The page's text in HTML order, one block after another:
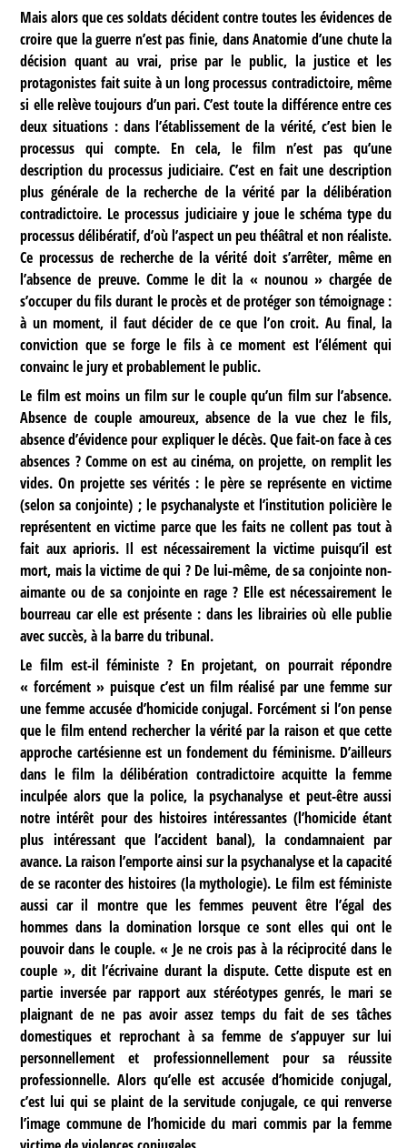
Mais alors que ces soldats décident contre toutes les évidences de
croire que la guerre n’est pas finie, dans Anatomie d’une chute la
décision quant au vrai, prise par le public, la justice et les
protagonistes fait suite à un long processus contradictoire, même
si elle relève toujours d’un pari. C’est toute la différence entre ces
deux situations : dans l’établissement de la vérité, c’est bien le
processus qui compte. En cela, le film n’est pas qu’une
description du processus judiciaire. C’est en fait une description
plus générale de la recherche de la vérité par la délibération
contradictoire. Le processus judiciaire y joue le schéma type du
processus délibératif, d’où l’aspect un peu théâtral et non réaliste.
Ce processus de recherche de la vérité doit s’arrêter, même en
l’absence de preuve. Comme le dit la « nounou » chargée de
s’occuper du fils durant le procès et de protéger son témoignage :
à un moment, il faut décider de ce que l’on croit. Au final, la
conviction que se forge le fils à ce moment est l’élément qui
convainc le jury et probablement le public.
Le film est moins un film sur le couple qu’un film sur l’absence.
Absence de couple amoureux, absence de la vue chez le fils,
absence d’évidence pour expliquer le décès. Que fait-on face à ces
absences ? Comme on est au cinéma, on projette, on remplit les
vides. On projette ses vérités : le père se représente en victime
(selon sa conjointe) ; le psychanalyste et l’institution policière le
représentent en victime parce que les faits ne collent pas tout à
fait aux aprioris. Il est nécessairement la victime puisqu’il est
mort, mais la victime de qui ? De lui-même, de sa conjointe non-
aimante ou de sa conjointe en rage ? Elle est nécessairement le
bourreau car elle est présente : dans les librairies où elle publie
avec succès, à la barre du tribunal.
Le film est-il féministe ? En projetant, on pourrait répondre
« forcément » puisque c’est un film réalisé par une femme sur
une femme accusée d’homicide conjugal. Forcément si l’on pense
que le film entend rechercher la vérité par la raison et que cette
approche cartésienne est un fondement du féminisme. D’ailleurs
dans le film la délibération contradictoire acquitte la femme
inculpée alors que la police, la psychanalyse et peut-être aussi
notre intérêt pour des histoires intéressantes (l’homicide étant
plus intéressant que l’accident banal), la condamnaient par
avance. La raison l’emporte ainsi sur la psychanalyse et la capacité
de se raconter des histoires (la mythologie). Le film est féministe
aussi car il montre que les femmes peuvent être l’égal des
hommes dans la domination lorsque ce sont elles qui ont le
pouvoir dans le couple. « Je ne crois pas à la réciprocité dans le
couple », dit l’écrivaine durant la dispute. Cette dispute est en
partie inversée par rapport aux stéréotypes genrés, le mari se
plaignant de ne pas avoir assez temps du fait de ses tâches
domestiques et reprochant à sa femme de s’appuyer sur lui
personnellement et professionnellement pour sa réussite
professionnelle. Alors qu’elle est accusée d’homicide conjugal,
c’est lui qui se plaint de la servitude conjugale, ce qui renverse
l’image commune de l’homicide du mari commis par la femme